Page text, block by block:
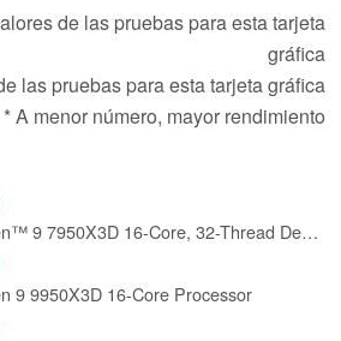
de las pruebas para esta tarjeta
gráfica
las pruebas para esta tarjeta gráfica
* A menor número, mayor rendimiento
AMD Ryzen™ 9 7950X3D 16-Core, 32-Thread Desktop Processor
9 9950X3D 16-Core Processor